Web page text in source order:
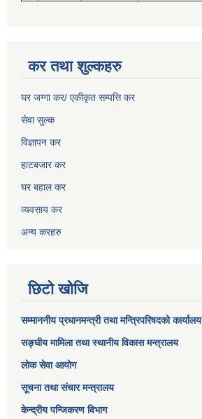
कर तथा शुल्कहरु
घर जग्गा कर/ एकीकृत सम्पत्ति कर
सेवा सुल्क
विज्ञापन कर
हाटबजार कर
घर बहाल कर
व्यवसाय कर
अन्य करहरु
छिटो खोजि
सम्माननीय प्रधानमन्त्री तथा मन्त्रिपरिषद‌को कार्यालय
सङ्घीय मामिला तथा स्थानीय विकास मन्त्रालय
लोक सेवा आयोग
सूचना तथा संचार मन्त्रालय
केन्द्रीय पन्जिकरण विभाग